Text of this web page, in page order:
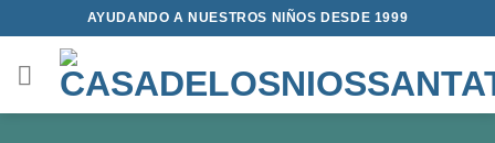
al
contenido
AYUDANDO A NUESTROS NIÑOS DESDE 1999